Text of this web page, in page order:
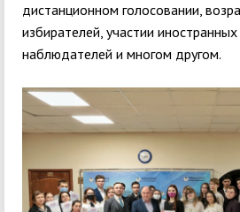
дистанционном голосовании,
избирателей, участии
наблюдателей и многом другом.